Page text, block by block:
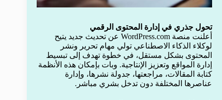
تحول جذري في إدارة المحتوى الرقمي
أعلنت منصة WordPress.com عن تحديث جديد يتيح
لوكلاء الذكاء الاصطناعي تولي مهام تحرير ونشر
المحتوى بشكل مستقل، في خطوة تهدف إلى تبسيط
إدارة المواقع وتعزيز الإنتاجية. وبات بإمكان هذه الأنظمة
كتابة المقالات، مراجعتها، جدولة نشرها، وإدارة
عناصرها المختلفة دون تدخل بشري مباشر.